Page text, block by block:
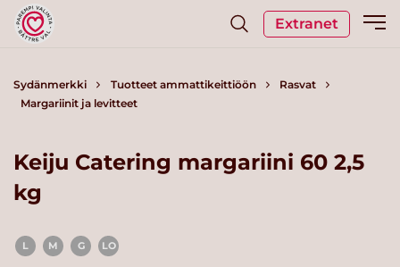
Extranet
Sydänmerkki Tuotteet ammattikeittiöön
Rasvat
Margariinit ja levitteet
Keiju Catering margariini 60 2,5
kg
L M G LO